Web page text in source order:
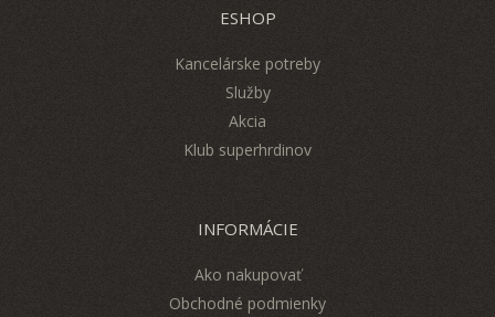
ESHOP
Kancelárske potreby
Služby
Akcia
Klub superhrdinov
INFORMÁCIE
Ako nakupovať
Obchodné podmienky